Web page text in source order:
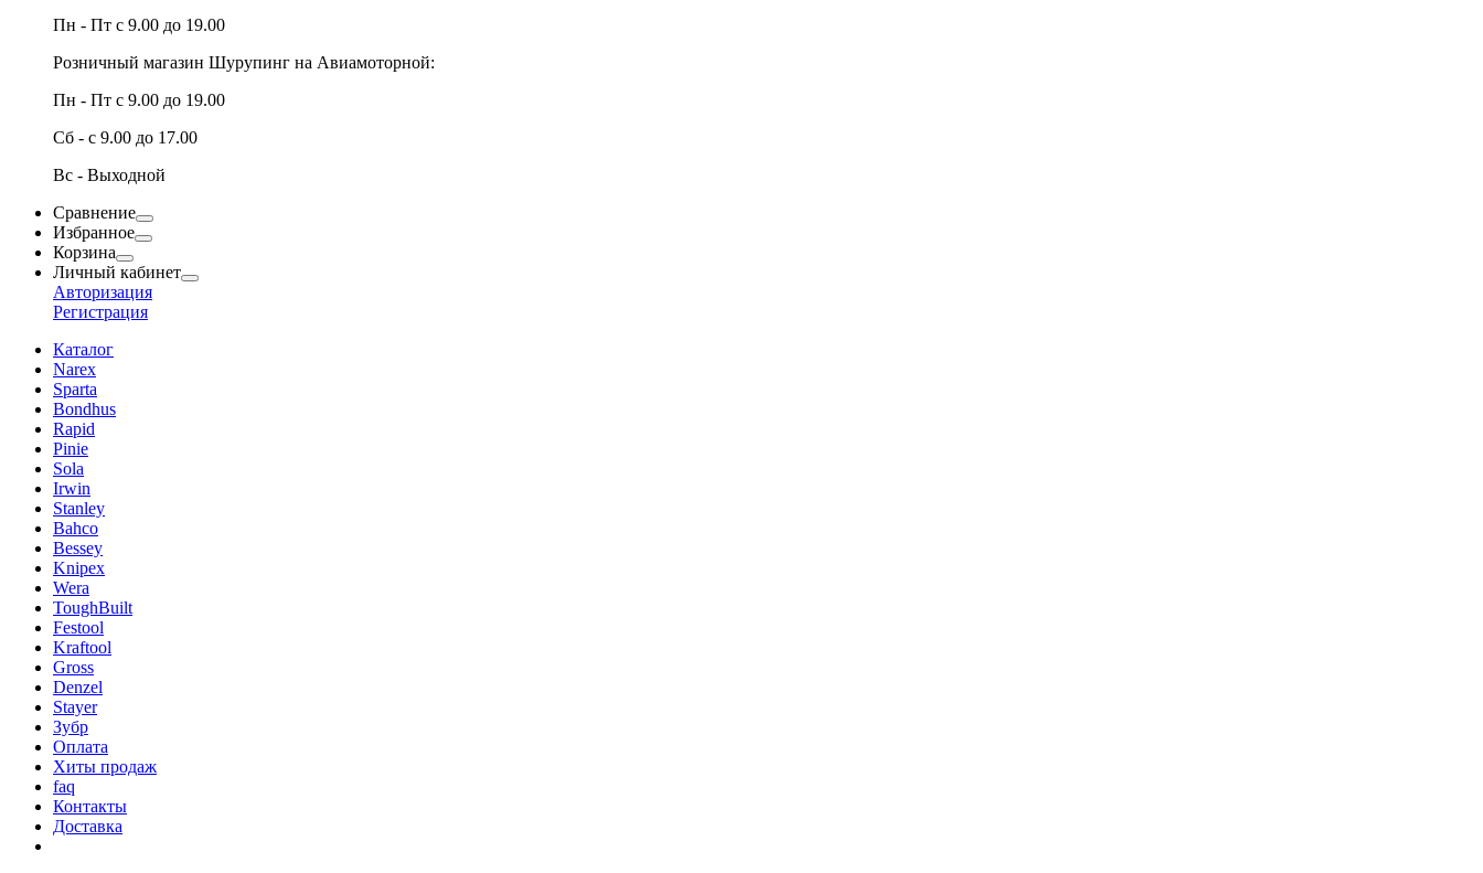
Пн - Пт с 9.00 до 19.00
Розничный магазин Шурупинг на Авиамоторной:
Пн - Пт с 9.00 до 19.00
Сб - с 9.00 до 17.00
Вс - Выходной
Сравнение
Избранное
Корзина
Личный кабинет
Авторизация
Регистрация
Каталог
Narex
Sparta
Bondhus
Rapid
Pinie
Sola
Irwin
Stanley
Bahco
Bessey
Knipex
Wera
ToughBuilt
Festool
Kraftool
Gross
Denzel
Stayer
Зубр
Оплата
Хиты продаж
faq
Контакты
Доставка